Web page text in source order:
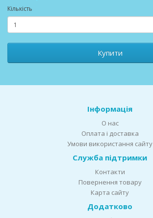
Кількість
Купити
Інформація
О нас
Оплата і доставка
Умови використання сайту
Служба підтримки
Контакти
Повернення товару
Карта сайту
Додатково